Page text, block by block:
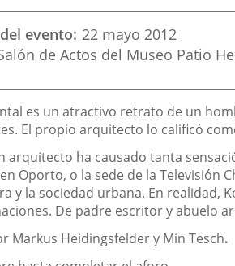
evento 22 mayo 2012
de Actos del Museo Patio
es un atractivo retrato de un
El propio arquitecto lo calificó
arquitecto ha causado tanta
Oporto, o la sede de la Televisión
y la sociedad urbana. En realidad,
De padre escritor y abuelo
Markus Heidingsfelder y Min Tesch.